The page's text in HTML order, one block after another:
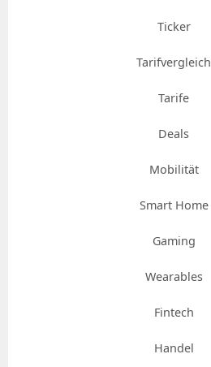
Ticker
Tarifvergleich
Tarife
Deals
Mobilität
Smart Home
Gaming
Wearables
Fintech
Handel